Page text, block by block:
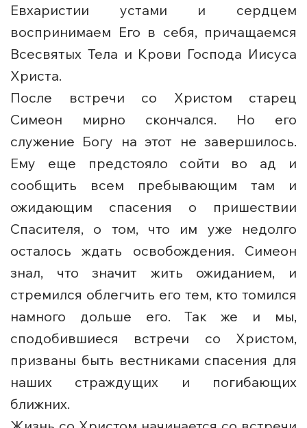
Евхаристии устами и сердцем
воспринимаем Его в себя, причащаемся
Всесвятых Тела и Крови Господа Иисуса
Христа.
После встречи со Христом старец
Симеон мирно скончался. Но его
служение Богу на этот не завершилось.
Ему еще предстояло сойти во ад и
сообщить всем пребывающим там и
ожидающим спасения о пришествии
Спасителя, о том, что им уже недолго
осталось ждать освобождения. Симеон
знал, что значит жить ожиданием, и
стремился облегчить его тем, кто томился
намного дольше его. Так же и мы,
сподобившиеся встречи со Христом,
призваны быть вестниками спасения для
наших страждущих и погибающих
ближних.